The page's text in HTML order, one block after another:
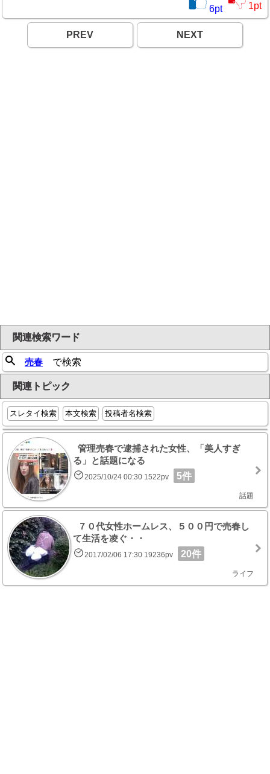
6pt 1pt
PREV NEXT
関連検索ワード
売春 で検索
関連トピック
スレタイ検索 本文検索 投稿者名検索
管理売春で逮捕された女性、「美人すぎ
る」と話題になる
2025/10/24 00:30 1522pv 5件
話題
７０代女性ホームレス、５００円で売春し
て生活を凌ぐ・・
2017/02/06 17:30 19236pv 20件
ライフ